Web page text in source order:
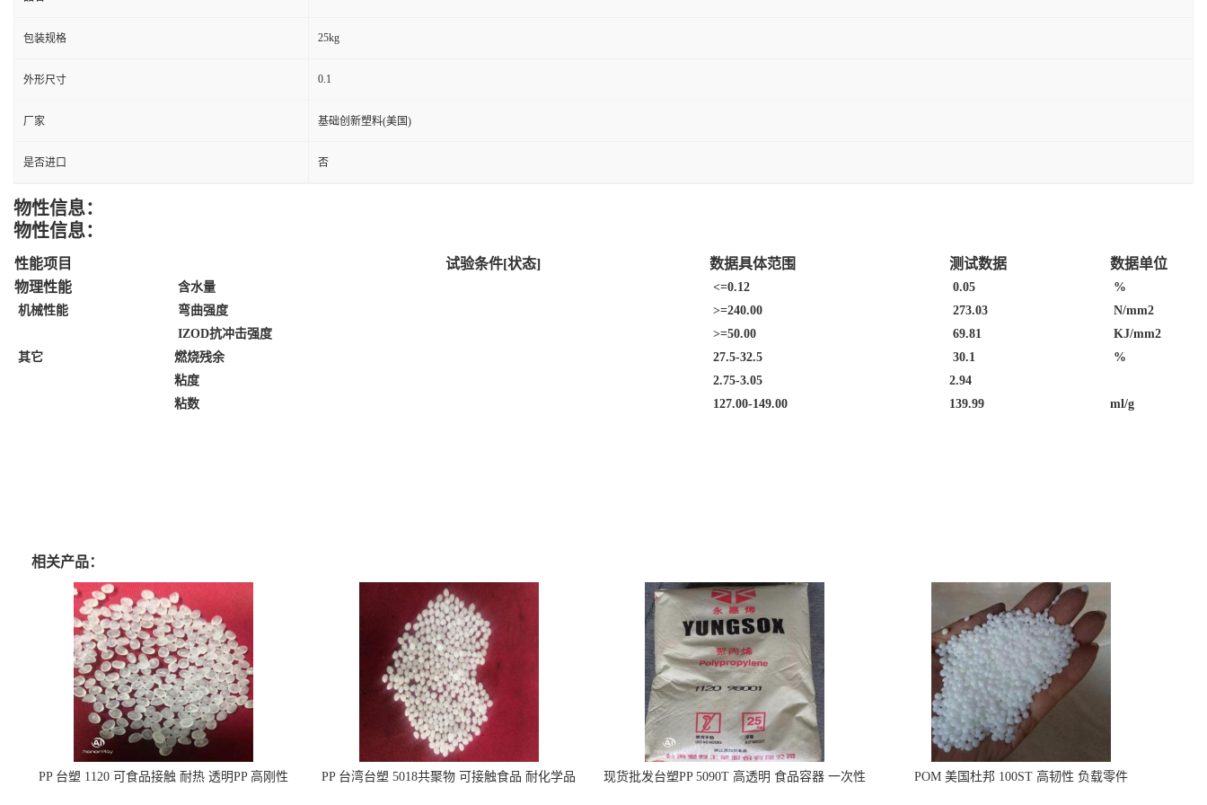
包装规格 25kg
外形尺寸 0.1
厂家 基础创新塑料(美国)
是否进口 否
物性信息：
物性信息：
性能项目 试验条件[状态] 数据具体范围 测试数据
数据单位
物理性能
含水量 <=0.12 0.05
%
机械性能
弯曲强度 >=240.00 273.03
N/mm2
IZOD抗冲击强度
>=50.00 69.81
KJ/mm2
其它
燃烧残余 27.5-32.5 30.1
%
粘度
2.75-3.05
2.94
粘数
127.00-149.00 139.99 ml/g
相关产品：
PP 台塑 1120 可食品接触 耐热 透明PP 高刚性
PP 台湾台塑 5018共聚物 可接触食品 耐化学品
现货批发台塑PP 5090T 高透明 食品容器 一次性
POM 美国杜邦 100ST 高韧性 负载零件